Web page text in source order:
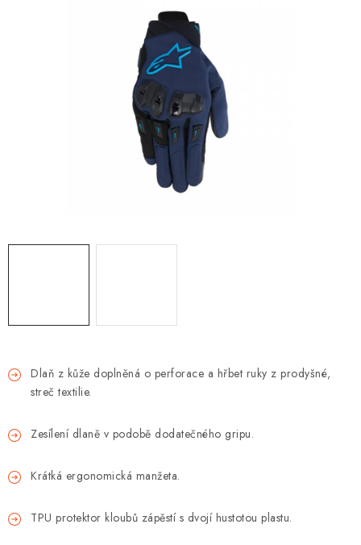
NÁPLNĚ A KAPALINY
Dlaň z kůže doplněná o perforace a hřbet ruky z prodyšné,
streč textilie.
Zesílení dlaně v podobě dodatečného gripu.
Krátká ergonomická manžeta.
TPU protektor kloubů zápěstí s dvojí hustotou plastu.